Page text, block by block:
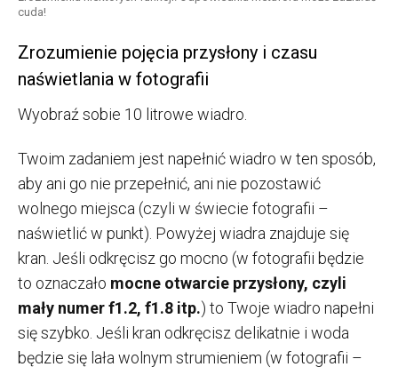
cuda!
Zrozumienie pojęcia przysłony i czasu
naświetlania w fotografii
Wyobraź sobie 10 litrowe wiadro.
Twoim zadaniem jest napełnić wiadro w ten sposób,
aby ani go nie przepełnić, ani nie pozostawić
wolnego miejsca (czyli w świecie fotografii –
naświetlić w punkt). Powyżej wiadra znajduje się
kran. Jeśli odkręcisz go mocno (w fotografii będzie
to oznaczało mocne otwarcie przysłony, czyli
mały numer f1.2, f1.8 itp.) to Twoje wiadro napełni
się szybko. Jeśli kran odkręcisz delikatnie i woda
będzie się lała wolnym strumieniem (w fotografii –